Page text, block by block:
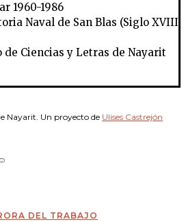
1960-1986
Naval de San Blas (Siglo XVIII
Ciencias y Letras de Nayarit
Nayarit. Un proyecto de Ulises Castrejón
DEL TRABAJO